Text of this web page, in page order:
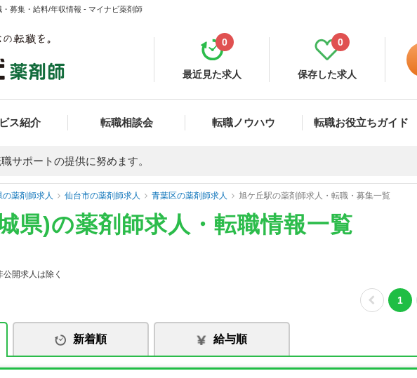
募集・給料/年収情報 - マイナビ薬剤師
最近見た求人
0
保存した求人
0
ス紹介 転職相談会 転職ノウハウ 転職お役立ちガイド
サポートの提供に努めます。
の薬剤師求人 仙台市の薬剤師求人 青葉区の薬剤師求人 旭ケ丘駅の薬剤師求人・転職・募集一覧
県)の薬剤師求人・転職情報一覧
開求人は除く
1
新着順 給与順